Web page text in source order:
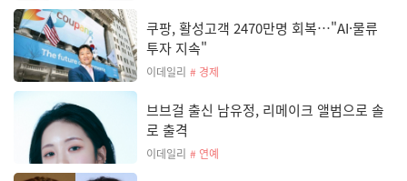
쿠팡, 활성고객 2470만명 회복…"AI·물류
투자 지속"
이데일리 # 경제
브브걸 출신 남유정, 리메이크 앨범으로 솔
로 출격
이데일리 # 연예